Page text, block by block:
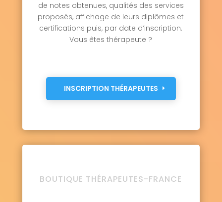
de notes obtenues, qualités des services
proposés, affichage de leurs diplômes et
certifications puis, par date d’inscription.
Vous êtes thérapeute ?
INSCRIPTION THÉRAPEUTES
BOUTIQUE THÉRAPEUTES-FRANCE